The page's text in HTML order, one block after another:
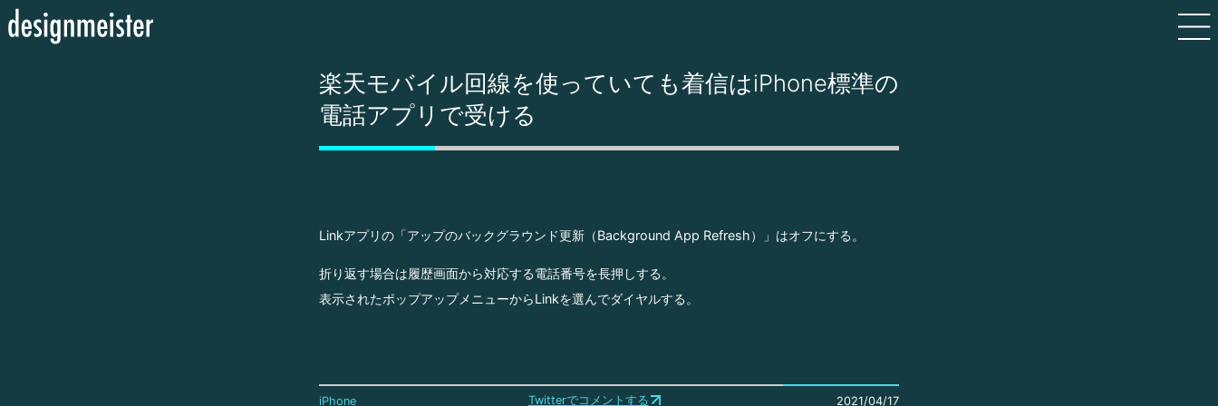
楽天モバイル回線を使っていても着信はiPhone標準の
電話アプリで受ける
Linkアプリの「アップのバックグラウンド更新（Background App Refresh）」はオフにする。
折り返す場合は履歴画面から対応する電話番号を長押しする。
表示されたポップアップメニューからLinkを選んでダイヤルする。
iPhone Twitterでコメントする 2021/04/17